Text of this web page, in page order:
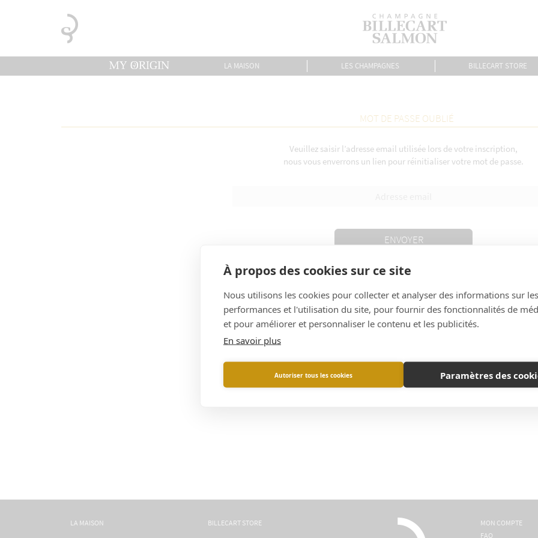
À propos des cookies sur ce site
Nous utilisons les cookies pour collecter et analyser des informations sur les
performances et l'utilisation du site, pour fournir des fonctionnalités de
et pour améliorer et personnaliser le contenu et les publicités.
En savoir plus
Autoriser tous les cookies Paramètres des
LA MAISON LES CHAMPAGNES BILLECART STORE
MOT DE PASSE OUBLIÉ
Veuillez saisir l’adresse email utilisée lors de votre inscription,
nous vous enverrons un lien pour réinitialiser votre mot de passe.
ENVOYER
LA MAISON BILLECART STORE
MON COMPTE
FAQ